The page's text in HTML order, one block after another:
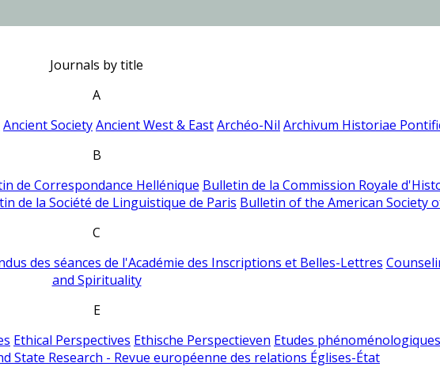
Journals by title
A
Ancient SocietyAncient West & EastArchéo-Nil Archivum Historiae
B
de Correspondance Hellénique Bulletin de la Commission Royale
de la Société de Linguistique de Paris Bulletin of the American Society
C
des séances de l'Académie des Inscriptions et Belles-Lettres
and Spirituality
E
Ethical Perspectives Ethische Perspectieven Etudes
State Research - Revue européenne des relations Églises-État